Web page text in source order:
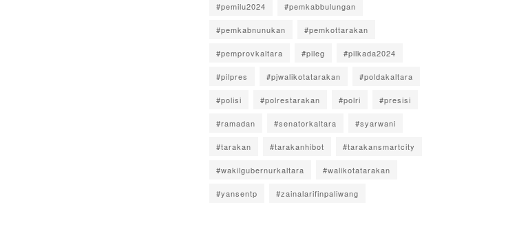
#pemilu2024 #pemkabbulungan
#pemkabnunukan #pemkottarakan
#pemprovkaltara #pileg #pilkada2024
#pilpres #pjwalikotatarakan #poldakaltara
#polisi #polrestarakan #polri #presisi
#ramadan #senatorkaltara #syarwani
#tarakan #tarakanhibot #tarakansmartcity
#wakilgubernurkaltara #walikotatarakan
#yansentp #zainalarifinpaliwang